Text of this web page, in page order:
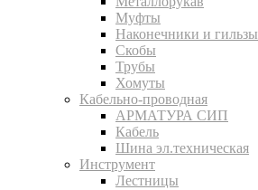
Муфты
Наконечники и гильзы
Скобы
Трубы
Хомуты
Кабельно-проводная
АРМАТУРА СИП
Кабель
Шина эл.техническая
Инструмент
Лестницы